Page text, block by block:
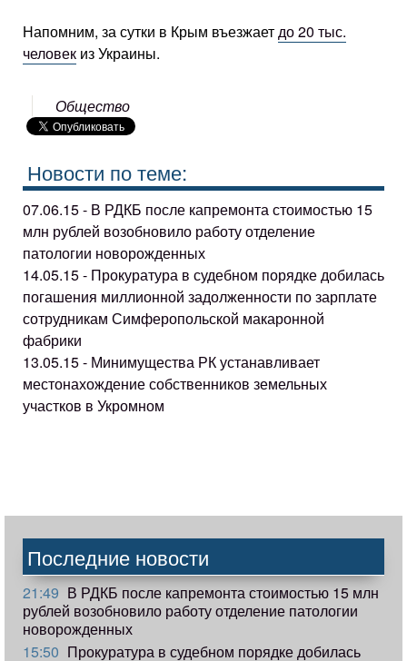
Напомним, за сутки в Крым въезжаетдо 20 тыс.
человек из Украины.
Общество
Новости по теме:
07.06.15 - В РДКБ после капремонта стоимостью 15
млн рублей возобновило работу отделение
патологии новорожденных
14.05.15 - Прокуратура в судебном порядке добилась
погашения миллионной задолженности по зарплате
сотрудникам Симферопольской макаронной
фабрики
13.05.15 - Минимущества РК устанавливает
местонахождение собственников земельных
участков в Укромном
Последние новости
21:49 В РДКБ после капремонта стоимостью 15 млн
рублей возобновило работу отделение патологии
новорожденных
15:50 Прокуратура в судебном порядке добилась